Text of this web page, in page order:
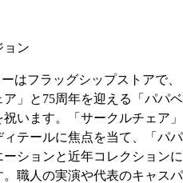
ョン
はフラッグシップストアで、
」と75周年を迎える「パパベ
います。「サークルチェア」
テールに焦点を当て、「パパ
ションと近年コレクションに
職人の実演や代表のキャスパ